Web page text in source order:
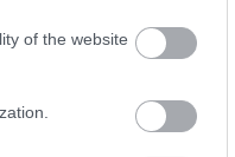
of the website